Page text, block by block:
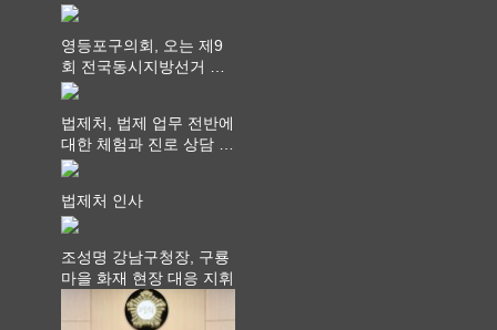
영등포구의회, 오는 제9
회 전국동시지방선거 ‧
"공직사회는 어느 때보다
를 지켜야 할 것"
법제처, 법제 업무 전반에
대한 체험과 진로 상담 기
회 제공
법제처 인사
조성명 강남구청장, 구룡
마을 화재 현장 대응 지휘